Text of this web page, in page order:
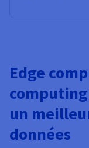
Edge
un
données